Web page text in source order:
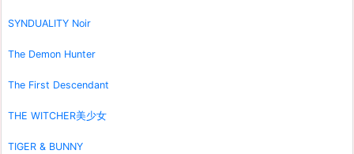
SYNDUALITY Noir
The Demon Hunter
The First Descendant
THE WITCHER美少女
TIGER & BUNNY